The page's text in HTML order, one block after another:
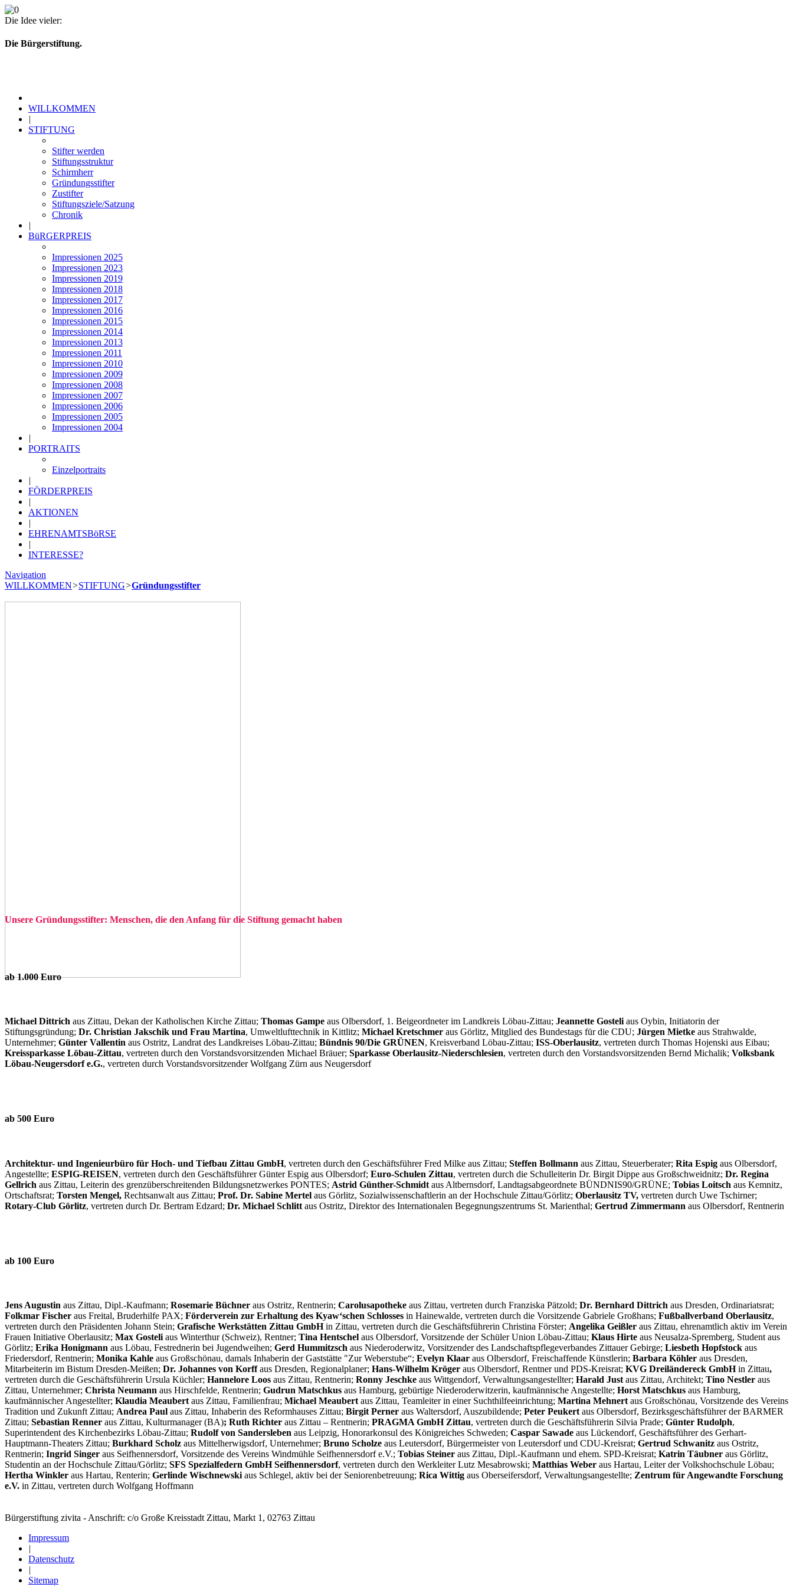
Die Idee vieler:
Die Bürgerstiftung.
WILLKOMMEN
|
STIFTUNG
Stifter werden
Stiftungsstruktur
Schirmherr
Gründungsstifter
Zustifter
Stiftungsziele/Satzung
Chronik
|
BüRGERPREIS
Impressionen 2025
Impressionen 2023
Impressionen 2019
Impressionen 2018
Impressionen 2017
Impressionen 2016
Impressionen 2015
Impressionen 2014
Impressionen 2013
Impressionen 2011
Impressionen 2010
Impressionen 2009
Impressionen 2008
Impressionen 2007
Impressionen 2006
Impressionen 2005
Impressionen 2004
|
PORTRAITS
Einzelportraits
|
FÖRDERPREIS
|
AKTIONEN
|
EHRENAMTSBöRSE
|
INTERESSE?
Navigation
WILLKOMMEN>STIFTUNG>Gründungsstifter
Unsere Gründungsstifter: Menschen, die den Anfang für die Stiftung gemacht haben
ab 1.000 Euro
Michael Dittrich aus Zittau, Dekan der Katholischen Kirche Zittau; Thomas Gampe aus Olbersdorf, 1. Beigeordneter im Landkreis Löbau-Zittau; Jeannette Gosteli aus Oybin, Initiatorin der
Stiftungsgründung; Dr. Christian Jakschik und Frau Martina, Umweltlufttechnik in Kittlitz; Michael Kretschmer aus Görlitz, Mitglied des Bundestags für die CDU; Jürgen Mietke aus Strahwalde,
Unternehmer; Günter Vallentin aus Ostritz, Landrat des Landkreises Löbau-Zittau; Bündnis 90/Die GRÜNEN, Kreisverband Löbau-Zittau; ISS-Oberlausitz, vertreten durch Thomas Hojenski aus Eibau;
Kreissparkasse Löbau-Zittau, vertreten durch den Vorstandsvorsitzenden Michael Bräuer; Sparkasse Oberlausitz-Niederschlesien, vertreten durch den Vorstandsvorsitzenden Bernd Michalik; Volksbank
Löbau-Neugersdorf e.G., vertreten durch Vorstandsvorsitzender Wolfgang Zürn aus Neugersdorf
ab 500 Euro
Architektur- und Ingenieurbüro für Hoch- und Tiefbau Zittau GmbH, vertreten durch den Geschäftsführer Fred Milke aus Zittau; Steffen Bollmann aus Zittau, Steuerberater; Rita Espig aus Olbersdorf,
Angestellte; ESPIG-REISEN, vertreten durch den Geschäftsführer Günter Espig aus Olbersdorf; Euro-Schulen Zittau, vertreten durch die Schulleiterin Dr. Birgit Dippe aus Großschweidnitz; Dr. Regina
Gellrich aus Zittau, Leiterin des grenzüberschreitenden Bildungsnetzwerkes PONTES; Astrid Günther-Schmidt aus Altbernsdorf, Landtagsabgeordnete BÜNDNIS90/GRÜNE; Tobias Loitsch aus Kemnitz,
Ortschaftsrat; Torsten Mengel, Rechtsanwalt aus Zittau; Prof. Dr. Sabine Mertel aus Görlitz, Sozialwissenschaftlerin an der Hochschule Zittau/Görlitz; Oberlausitz TV, vertreten durch Uwe Tschirner;
Rotary-Club Görlitz, vertreten durch Dr. Bertram Edzard; Dr. Michael Schlitt aus Ostritz, Direktor des Internationalen Begegnungszentrums St. Marienthal; Gertrud Zimmermann aus Olbersdorf, Rentnerin
ab 100 Euro
Jens Augustin aus Zittau, Dipl.-Kaufmann; Rosemarie Büchner aus Ostritz, Rentnerin; Carolusapotheke aus Zittau, vertreten durch Franziska Pätzold; Dr. Bernhard Dittrich aus Dresden, Ordinariatsrat;
Folkmar Fischer aus Freital, Bruderhilfe PAX; Förderverein zur Erhaltung des Kyawʻschen Schlosses in Hainewalde, vertreten durch die Vorsitzende Gabriele Großhans; Fußballverband Oberlausitz,
vertreten durch den Präsidenten Johann Stein; Grafische Werkstätten Zittau GmbHin Zittau, vertreten durch die Geschäftsführerin Christina Förster; Angelika Geißler aus Zittau, ehrenamtlich aktiv im Verein
Frauen Initiative Oberlausitz; Max Gosteli aus Winterthur (Schweiz), Rentner; Tina Hentschel aus Olbersdorf, Vorsitzende der Schüler Union Löbau-Zittau; Klaus Hirte aus Neusalza-Spremberg, Student aus
Görlitz; Erika Honigmann aus Löbau, Festrednerin bei Jugendweihen; Gerd Hummitzsch aus Niederoderwitz, Vorsitzender des Landschaftspflegeverbandes Zittauer Gebirge; Liesbeth Hopfstock aus
Friedersdorf, Rentnerin; Monika Kahle aus Großschönau, damals Inhaberin der Gaststätte "Zur Weberstube“; Evelyn Klaar aus Olbersdorf, Freischaffende Künstlerin; Barbara Köhler aus Dresden,
Mitarbeiterin im Bistum Dresden-Meißen; Dr. Johannes von Korffaus Dresden, Regionalplaner; Hans-Wilhelm Kröger aus Olbersdorf, Rentner und PDS-Kreisrat; KVG Dreiländereck GmbHin Zittau,
vertreten durch die Geschäftsführerin Ursula Küchler; Hannelore Loos aus Zittau, Rentnerin; Ronny Jeschke aus Wittgendorf, Verwaltungsangestellter; Harald Just aus Zittau, Architekt; Tino Nestler aus
Zittau, Unternehmer; Christa Neumann aus Hirschfelde, Rentnerin; Gudrun Matschkus aus Hamburg, gebürtige Niederoderwitzerin, kaufmännische Angestellte; Horst Matschkus aus Hamburg,
kaufmännischer Angestellter; Klaudia Meaubert aus Zittau, Familienfrau; Michael Meaubert aus Zittau, Teamleiter in einer Suchthilfeeinrichtung; Martina Mehnert aus Großschönau, Vorsitzende des Vereins
Tradition und Zukunft Zittau; Andrea Paul aus Zittau, Inhaberin des Reformhauses Zittau; Birgit Perner aus Waltersdorf, Auszubildende; Peter Peukert aus Olbersdorf, Bezirksgeschäftsführer der BARMER
Zittau; Sebastian Renner aus Zittau, Kulturmanager (BA); Ruth Richter aus Zittau – Rentnerin; PRAGMA GmbH Zittau, vertreten durch die Geschäftsführerin Silvia Prade; Günter Rudolph,
Superintendent des Kirchenbezirks Löbau-Zittau; Rudolf von Sandersleben aus Leipzig, Honorarkonsul des Königreiches Schweden; Caspar Sawade aus Lückendorf, Geschäftsführer des Gerhart-
Hauptmann-Theaters Zittau; Burkhard Scholz aus Mittelherwigsdorf, Unternehmer; Bruno Scholze aus Leutersdorf, Bürgermeister von Leutersdorf und CDU-Kreisrat; Gertrud Schwanitz aus Ostritz,
Rentnerin; Ingrid Singer aus Seifhennersdorf, Vorsitzende des Vereins Windmühle Seifhennersdorf e.V.; Tobias Steiner aus Zittau, Dipl.-Kaufmann und ehem. SPD-Kreisrat; Katrin Täubner aus Görlitz,
Studentin an der Hochschule Zittau/Görlitz; SFS Spezialfedern GmbH Seifhennersdorf, vertreten durch den Werkleiter Lutz Mesabrowski; Matthias Weber aus Hartau, Leiter der Volkshochschule Löbau;
Hertha Winkler aus Hartau, Renterin; Gerlinde Wischnewski aus Schlegel, aktiv bei der Seniorenbetreuung; Rica Wittig aus Oberseifersdorf, Verwaltungsangestellte; Zentrum für Angewandte Forschung
e.V. in Zittau, vertreten durch Wolfgang Hoffmann
Bürgerstiftung zivita - Anschrift: c/o Große Kreisstadt Zittau, Markt 1, 02763 Zittau
Impressum
|
Datenschutz
|
Sitemap